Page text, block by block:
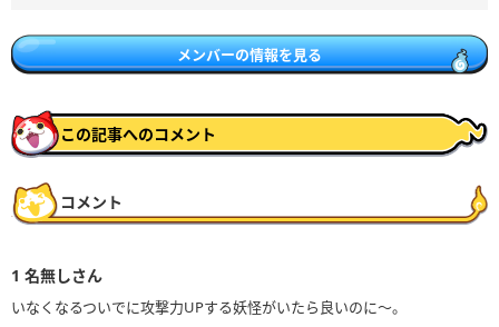
メンバーの情報を見る
この記事へのコメント
コメント
1 名無しさん
いなくなるついでに攻撃力UPする妖怪がいたら良いのに〜。